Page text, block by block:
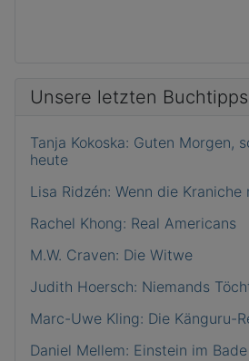
Unsere letzten Buchtipps
Tanja Kokoska: Guten Morgen,
heute
Lisa Ridzén: Wenn die Kraniche
Rachel Khong: Real Americans
M.W. Craven: Die Witwe
Judith Hoersch: Niemands
Marc-Uwe Kling: Die Känguru-
Daniel Mellem: Einstein im Bade